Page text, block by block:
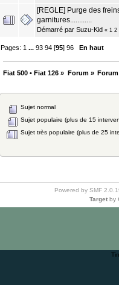
[REGLE] Purge des
garnitures............
Démarré par Suzu-Kid « 1 2
Pages: 1 ...93 94 [95]96 En haut
Fiat 500 • Fiat 126 » Forum»
Sujet normal
Sujet populaire (plus de 15
Sujet très populaire (plus de 25
Powered by SMF
Target by